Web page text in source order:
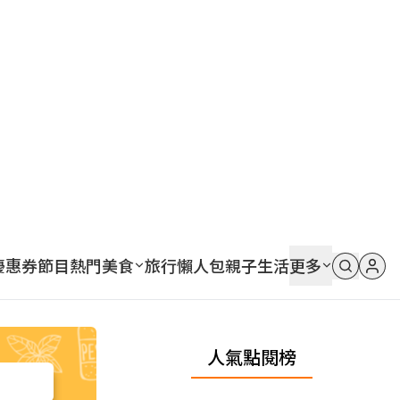
惠券節目熱門美食 旅行懶人包親子生活更多
人氣點閱榜